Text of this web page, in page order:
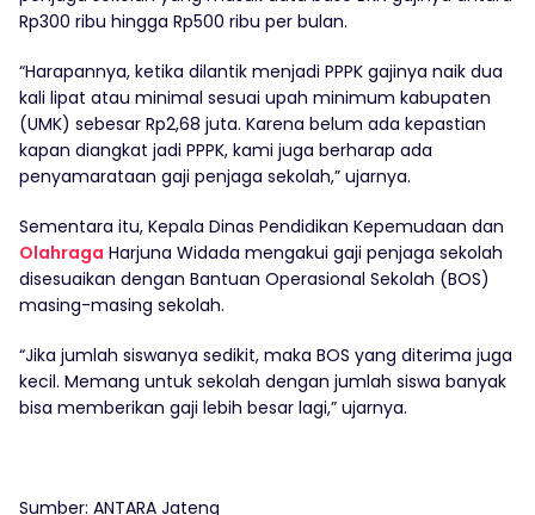
Rp300 ribu hingga Rp500 ribu per bulan.
“Harapannya, ketika dilantik menjadi PPPK gajinya naik dua
kali lipat atau minimal sesuai upah minimum kabupaten
(UMK) sebesar Rp2,68 juta. Karena belum ada kepastian
kapan diangkat jadi PPPK, kami juga berharap ada
penyamarataan gaji penjaga sekolah,” ujarnya.
Sementara itu, Kepala Dinas Pendidikan Kepemudaan dan
Olahraga Harjuna Widada mengakui gaji penjaga sekolah
disesuaikan dengan Bantuan Operasional Sekolah (BOS)
masing-masing sekolah.
“Jika jumlah siswanya sedikit, maka BOS yang diterima juga
kecil. Memang untuk sekolah dengan jumlah siswa banyak
bisa memberikan gaji lebih besar lagi,” ujarnya.
Sumber: ANTARA Jateng